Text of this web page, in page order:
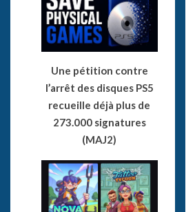
Une pétition contre
l’arrêt des disques PS5
recueille déjà plus de
273.000 signatures
(MAJ2)